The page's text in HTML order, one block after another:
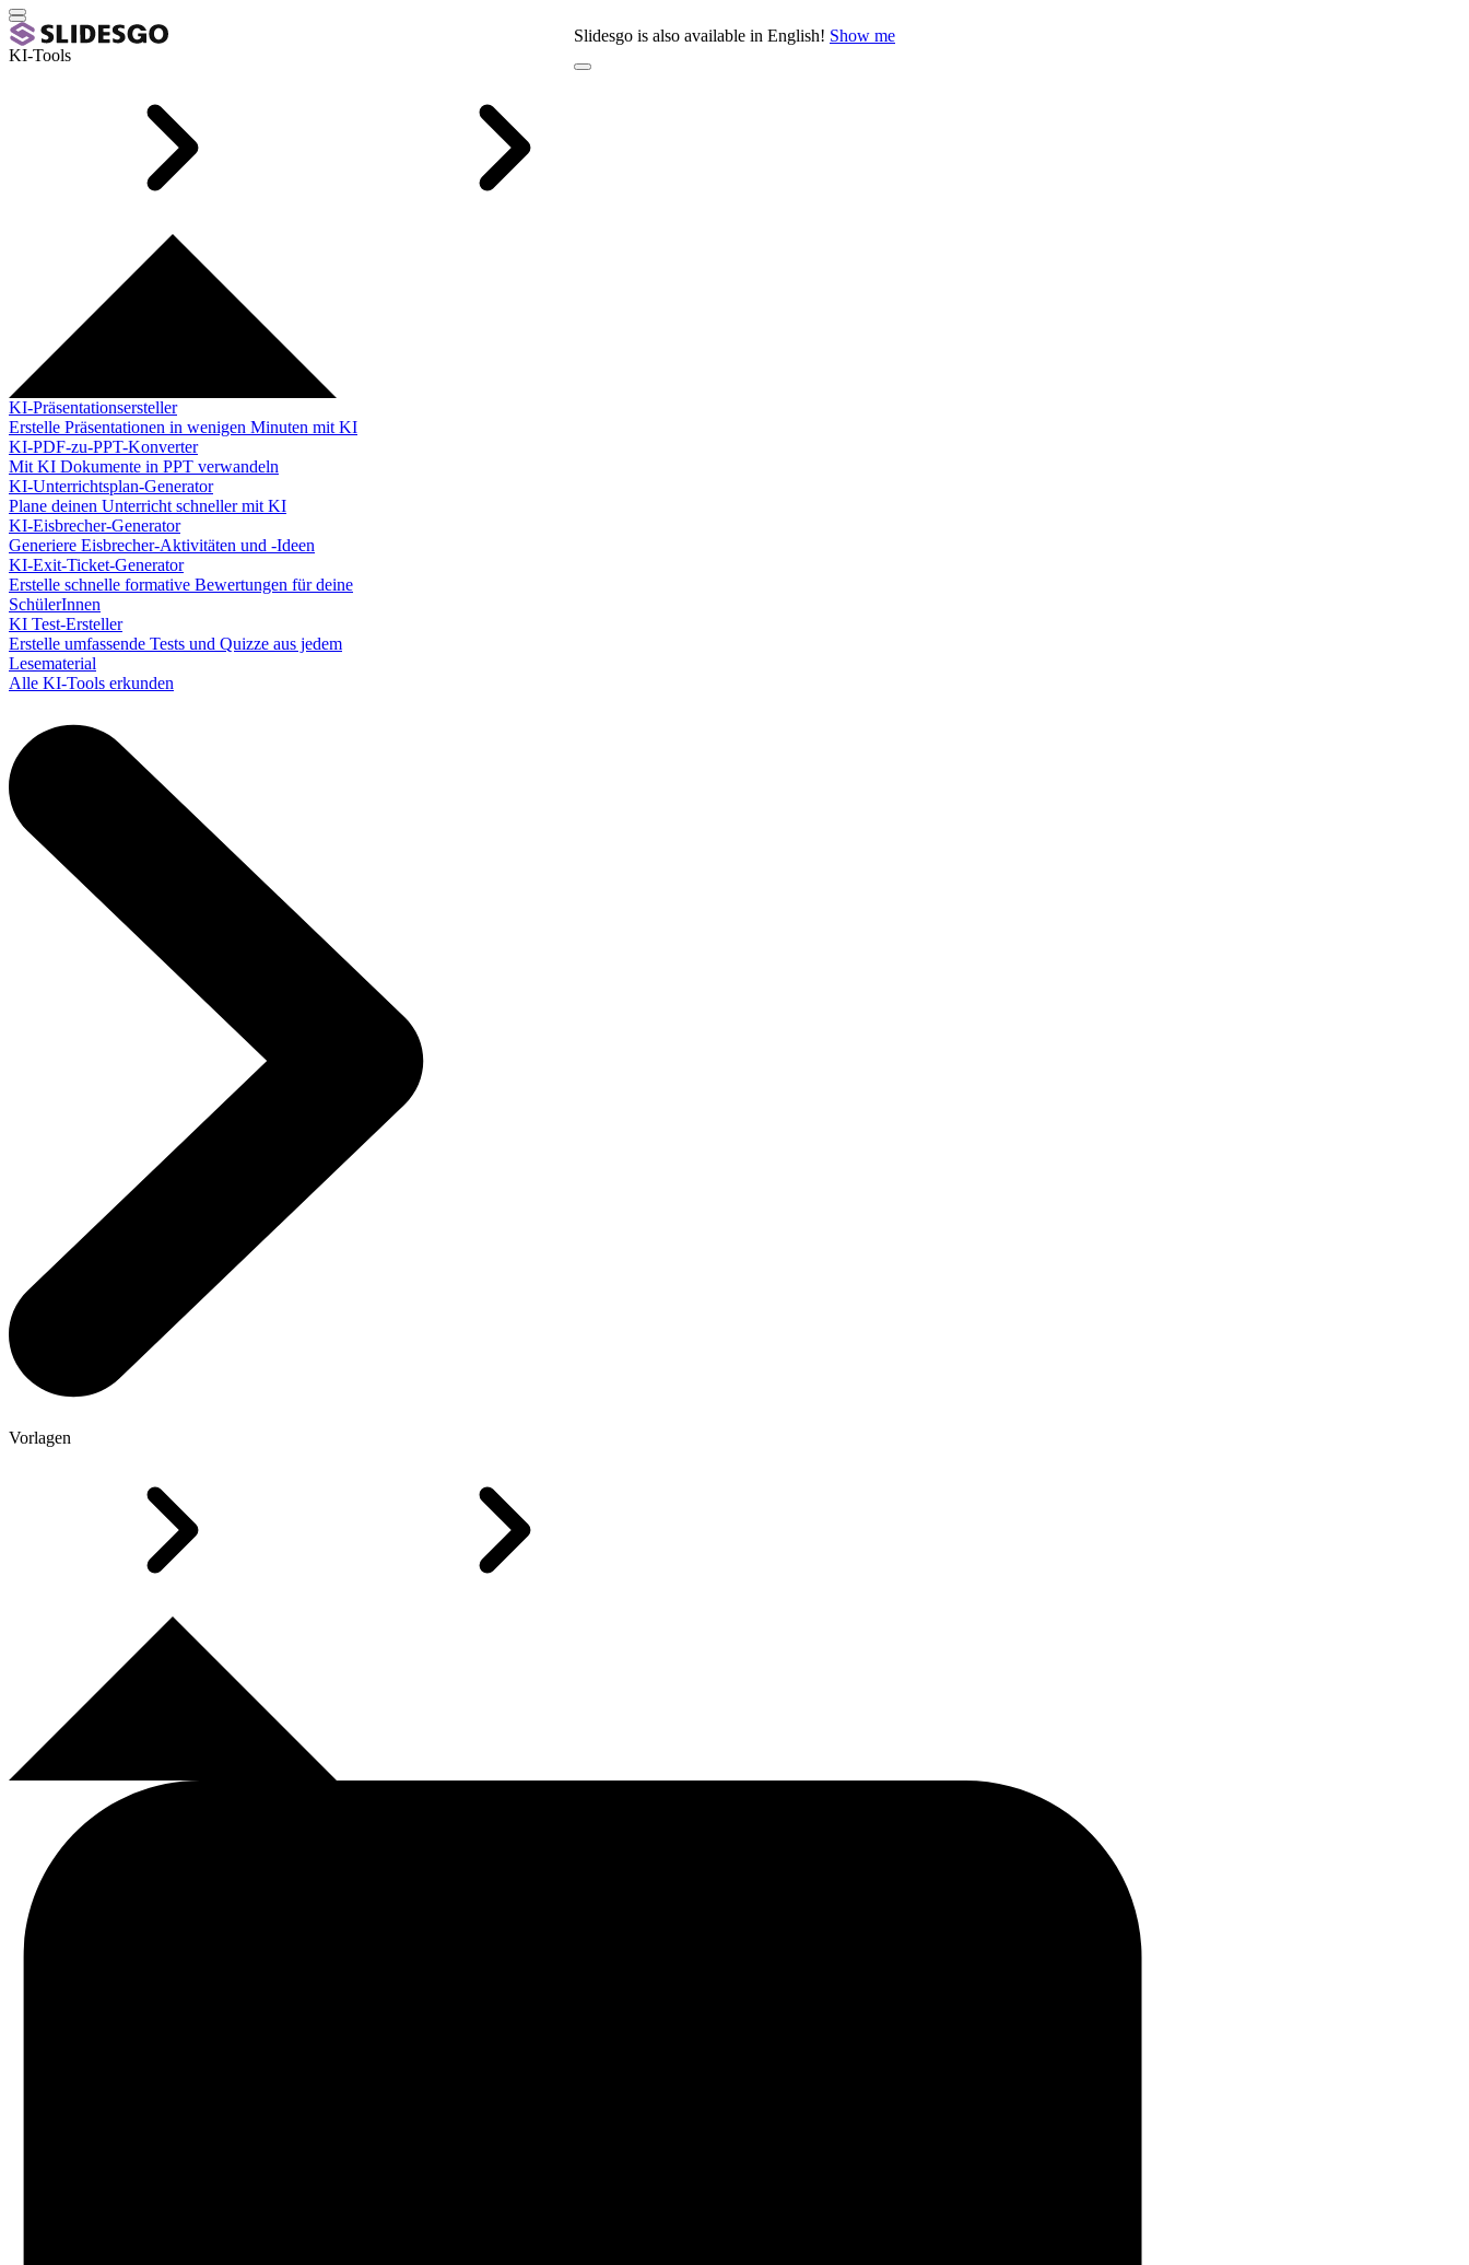
Slidesgo is also available in English! Show me
KI-Tools
KI-Präsentationsersteller
Erstelle Präsentationen in wenigen Minuten mit KI
KI-PDF-zu-PPT-Konverter
Mit KI Dokumente in PPT verwandeln
KI-Unterrichtsplan-Generator
Plane deinen Unterricht schneller mit KI
KI-Eisbrecher-Generator
Generiere Eisbrecher-Aktivitäten und -Ideen
KI-Exit-Ticket-Generator
Erstelle schnelle formative Bewertungen für deine
SchülerInnen
KI Test-Ersteller
Erstelle umfassende Tests und Quizze aus jedem
Lesematerial
Alle KI-Tools erkunden
Vorlagen